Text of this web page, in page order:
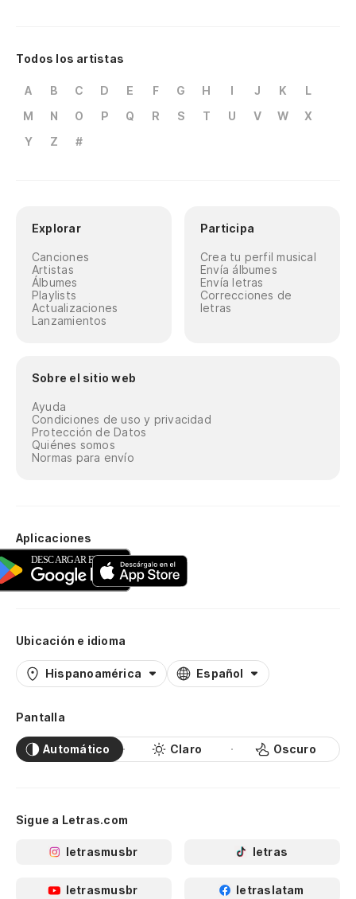
Todos los artistas
A B C D E F G H I J K
L
M
N O P Q R S T U V W
X
Y
Z #
Explorar
Canciones
Artistas
Álbumes
Playlists
Actualizaciones
Lanzamientos
Participa
Crea tu perfil musical
Envía álbumes
Envía letras
Correcciones de
letras
Sobre el sitio web
Ayuda
Condiciones de uso y privacidad
Protección de Datos
Quiénes somos
Normas para envío
Aplicaciones
Ubicación e idioma
Hispanoamérica Español
Pantalla
Automático Claro Oscuro
Sigue a Letras.com
letrasmusbr letras
letrasmusbr letraslatam